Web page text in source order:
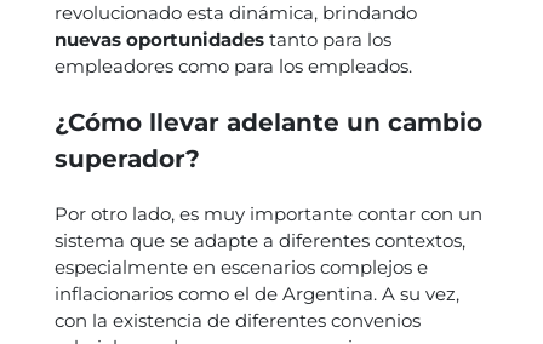
revolucionado esta dinámica, brindando
nuevas oportunidades tanto para los
empleadores como para los empleados.
¿Cómo llevar adelante un cambio
superador?
Por otro lado, es muy importante contar con un
sistema que se adapte a diferentes contextos,
especialmente en escenarios complejos e
inflacionarios como el de Argentina. A su vez,
con la existencia de diferentes convenios